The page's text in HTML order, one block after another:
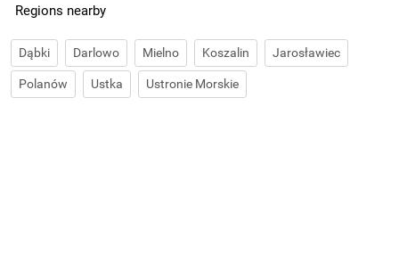
Regions nearby
Dąbki Darlowo Mielno Koszalin Jarosławiec
Polanów Ustka Ustronie Morskie